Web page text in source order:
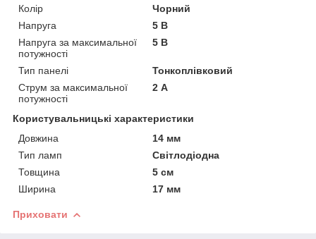
Колір
Чорний
Напруга
5 В
Напруга за максимальної
потужності
5 В
Тип панелі
Тонкоплівковий
Струм за максимальної
потужності
2 А
Користувальницькі характеристики
Довжина
14 мм
Тип ламп
Світлодіодна
Товщина
5 см
Ширина
17 мм
Приховати